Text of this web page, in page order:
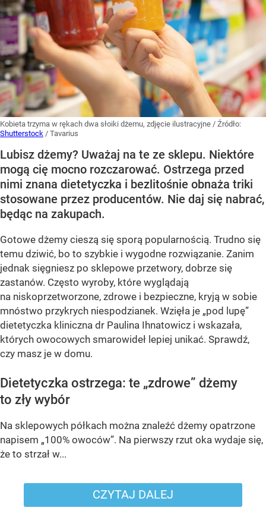
Kobieta trzyma w rękach dwa słoiki dżemu, zdjęcie ilustracyjne / Źródło:
Shutterstock / Tavarius
Lubisz dżemy? Uważaj na te ze sklepu. Niektóre
mogą cię mocno rozczarować. Ostrzega przed
nimi znana dietetyczka i bezlitośnie obnaża triki
stosowane przez producentów. Nie daj się nabrać,
będąc na zakupach.
Gotowe dżemy cieszą się sporą popularnością. Trudno się
temu dziwić, bo to szybkie i wygodne rozwiązanie. Zanim
jednak sięgniesz po sklepowe przetwory, dobrze się
zastanów. Często wyroby, które wyglądają
na niskoprzetworzone, zdrowe i bezpieczne, kryją w sobie
mnóstwo przykrych niespodzianek. Wzięła je „pod lupę”
dietetyczka kliniczna dr Paulina Ihnatowicz i wskazała,
których owocowych smarowideł lepiej unikać. Sprawdź,
czy masz je w domu.
Dietetyczka ostrzega: te „zdrowe” dżemy
to zły wybór
Na sklepowych półkach można znaleźć dżemy opatrzone
napisem „100% owoców”. Na pierwszy rzut oka wydaje się,
że to strzał w...
CZYTAJ DALEJ